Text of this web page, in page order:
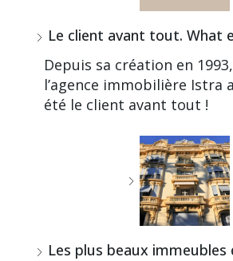
Le client avant tout. What
Depuis sa création en
l’agence immobilière Istra
été le client avant tout !
Les plus beaux immeubles